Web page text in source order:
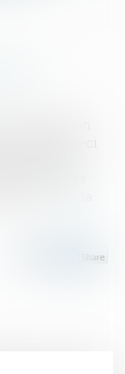
délégation
celles-ci
délégué
tirées des